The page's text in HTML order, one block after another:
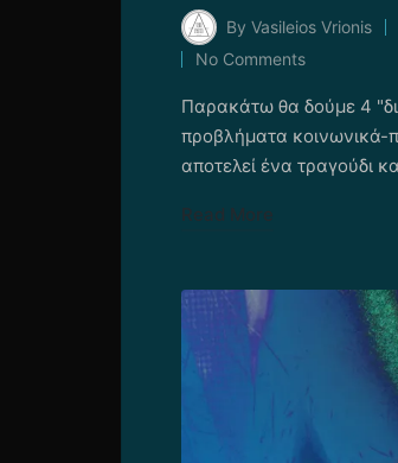
Posted
by
By Vasileios Vrionis
No Comments
Παρακάτω θα δούμε 4
προβλήματα κοινωνικά-
αποτελεί ένα τραγούδι
Read More